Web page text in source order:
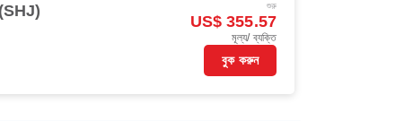
শুরু
US$ 355.57
মূল্য/ ব্যক্তি
বুক করুন